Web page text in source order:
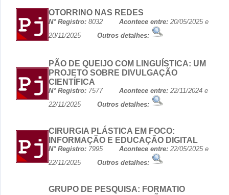
OTORRINO NAS REDES
N° Registro: 8032 Acontece entre: 20/05/2025 e
20/11/2025 Outros detalhes:
PÃO DE QUEIJO COM LINGUÍSTICA: UM
PROJETO SOBRE DIVULGAÇÃO
CIENTÍFICA
N° Registro: 7577 Acontece entre: 22/11/2024 e
22/11/2025 Outros detalhes:
CIRURGIA PLÁSTICA EM FOCO:
INFORMAÇÃO E EDUCAÇÃO DIGITAL
N° Registro: 7995 Acontece entre: 22/05/2025 e
22/11/2025 Outros detalhes:
GRUPO DE PESQUISA: FORMATIO